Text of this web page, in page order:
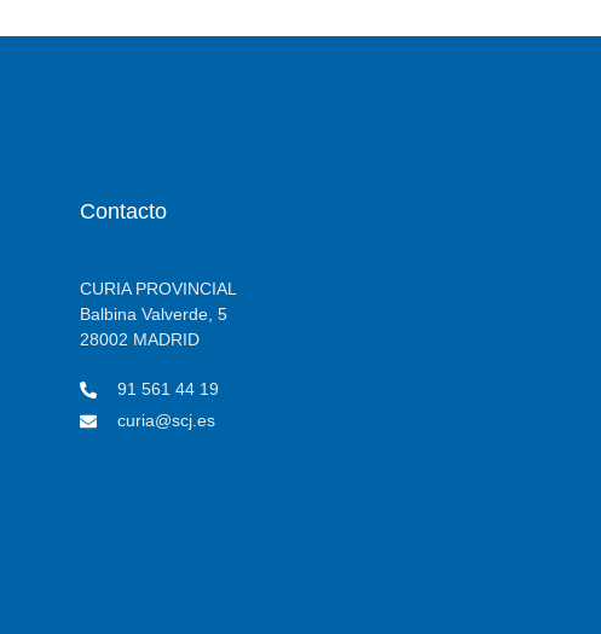
Contacto
CURIA PROVINCIAL
Balbina Valverde, 5
28002 MADRID
91 561 44 19
curia@scj.es